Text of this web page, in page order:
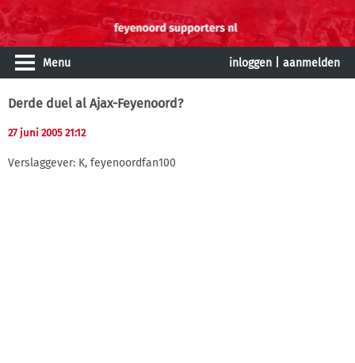
Menu inloggen aanmelden
Derde duel al Ajax-Feyenoord?
27 juni 2005 21:12
Verslaggever: K, feyenoordfan100